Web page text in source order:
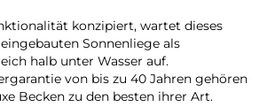
konzipiert, wartet dieses
Sonnenliege als
halb unter Wasser auf.
von bis zu 40 Jahren gehören
Becken zu den besten ihrer Art.